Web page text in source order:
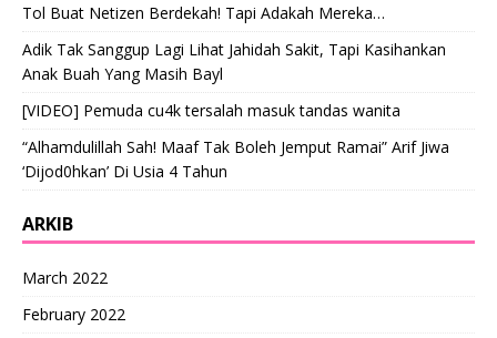
Tol Buat Netizen Berdekah! Tapi Adakah Mereka…
Adik Tak Sanggup Lagi Lihat Jahidah Sakit, Tapi Kasihankan
Anak Buah Yang Masih Bayl
[VIDEO] Pemuda cu4k tersalah masuk tandas wanita
“Alhamdulillah Sah! Maaf Tak Boleh Jemput Ramai” Arif Jiwa
‘Dijod0hkan’ Di Usia 4 Tahun
ARKIB
March 2022
February 2022